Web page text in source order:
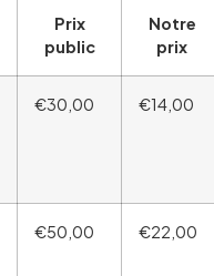
Prix
public
Notre
prix
€30,00 €14,00
€50,00 €22,00